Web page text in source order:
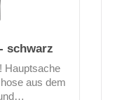
schwarz
Hauptsache
aus dem